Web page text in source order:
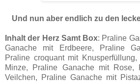
Und nun aber endlich zu den
Inhalt der Herz Samt Box: Praline
Ganache mit Erdbeere, Praline
Praline croquant mit
Minze, Praline Ganache mit Rose,
Veilchen, Praline Ganache mit